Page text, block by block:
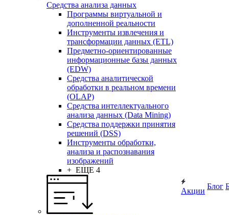
Средства анализа данных
Программы виртуальной и
дополненной реальности
Инструменты извлечения и
трансформации данных (ETL)
Предметно-ориентированные
информационные базы данных
(EDW)
Средства аналитической
обработки в реальном времени
(OLAP)
Средства интеллектуального
анализа данных (Data Mining)
Средства поддержки принятия
решений (DSS)
Инструменты обработки,
анализа и распознавания
изображений
+ ЕЩЕ 4
Акции
Блог